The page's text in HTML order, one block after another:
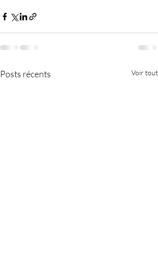
Posts récents Voir tout